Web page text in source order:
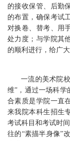
的接收保管、后勤
的布置，确保考试
对换卷、替考、用
处力度；与学院其
的顺利进行，给广
一流的美术院
维”，通过一场科
合素质是学院一直
来我院本科生招生
考试科目和考试时
往的“素描半身像”